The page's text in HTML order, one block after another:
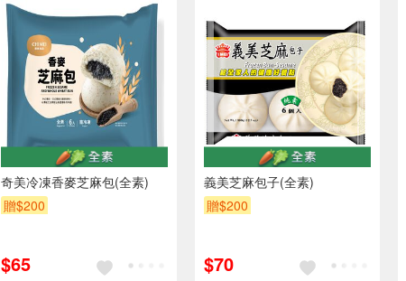
奇美冷凍香麥芝麻包(全素)
贈$200
$65
義美芝麻包子(全素)
贈$200
$70